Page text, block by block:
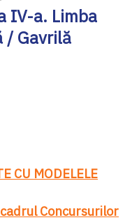
IV-a. Limba
/ Gavrilă
CU MODELELE
Concursurilor